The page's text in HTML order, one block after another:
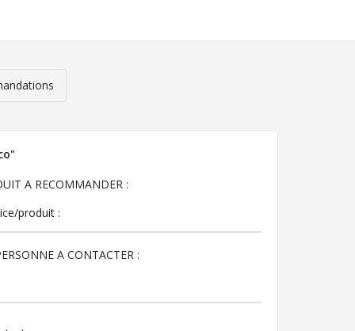
A RECOMMANDER :
A CONTACTER :